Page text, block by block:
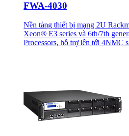
FWA-4030
Nền tảng thiết bị mạng 2U
Xeon® E3 series và 6th/7th
Processors, hỗ trợ lên tới 4NMC